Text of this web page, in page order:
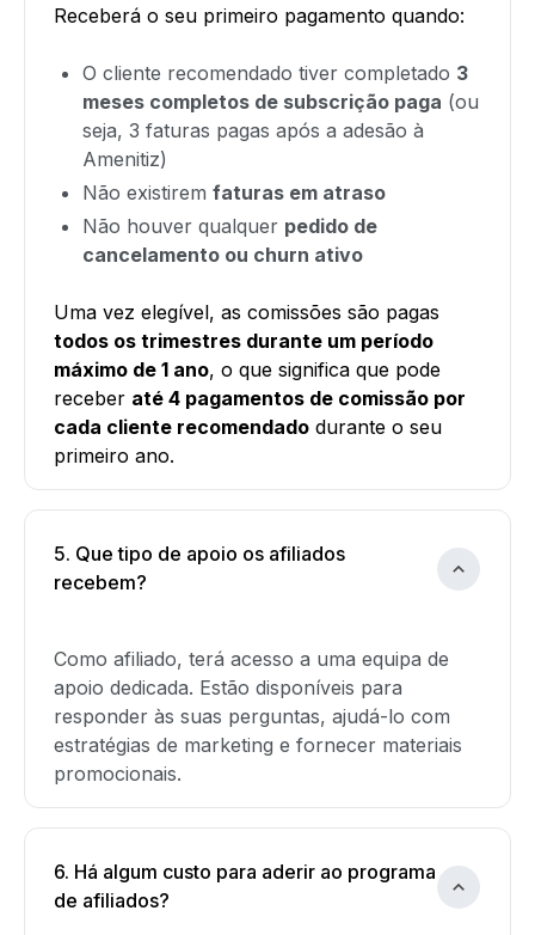
Receberá o seu primeiro pagamento quando:
O cliente recomendado tiver completado 3
meses completos de subscrição paga (ou
seja, 3 faturas pagas após a adesão à
Amenitiz)
Não existirem faturas em atraso
Não houver qualquer pedido de
cancelamento ou churn ativo
Uma vez elegível, as comissões são pagas
todos os trimestres durante um período
máximo de 1 ano, o que significa que pode
receber até 4 pagamentos de comissão por
cada cliente recomendado durante o seu
primeiro ano.
5. Que tipo de apoio os afiliados
recebem?
Como afiliado, terá acesso a uma equipa de
apoio dedicada. Estão disponíveis para
responder às suas perguntas, ajudá-lo com
estratégias de marketing e fornecer materiais
promocionais.
6. Há algum custo para aderir ao programa
de afiliados?